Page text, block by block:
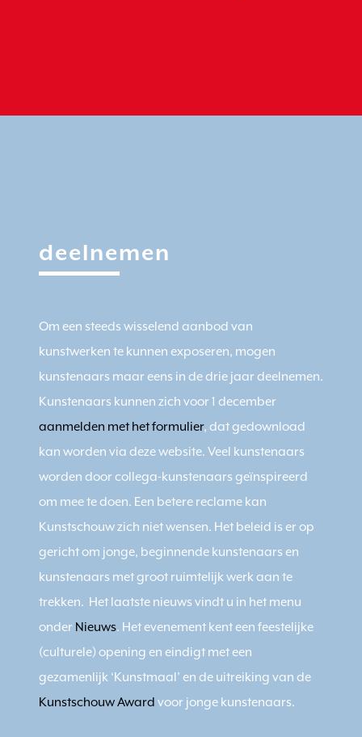
deelnemen
Om een steeds wisselend aanbod van
kunstwerken te kunnen exposeren, mogen
kunstenaars maar eens in de drie jaar deelnemen.
Kunstenaars kunnen zich voor 1 december
aanmelden met het formulier, dat gedownload
kan worden via deze website. Veel kunstenaars
worden door collega-kunstenaars geïnspireerd
om mee te doen. Een betere reclame kan
Kunstschouw zich niet wensen. Het beleid is er op
gericht om jonge, beginnende kunstenaars en
kunstenaars met groot ruimtelijk werk aan te
trekken. Het laatste nieuws vindt u in het menu
onder Nieuws. Het evenement kent een feestelijke
(culturele) opening en eindigt met een
gezamenlijk ‘Kunstmaal’ en de uitreiking van de
Kunstschouw Award voor jonge kunstenaars.